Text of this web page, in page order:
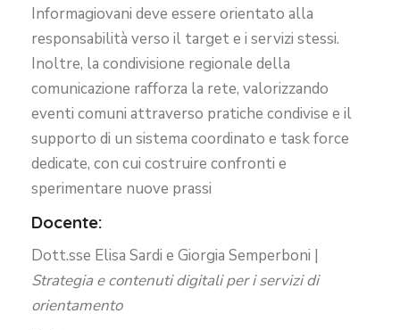
Informagiovani deve essere orientato alla
responsabilità verso il target e i servizi stessi.
Inoltre, la condivisione regionale della
comunicazione rafforza la rete, valorizzando
eventi comuni attraverso pratiche condivise e il
supporto di un sistema coordinato e task force
dedicate, con cui costruire confronti e
sperimentare nuove prassi
Docente:
Dott.sse Elisa Sardi e Giorgia Semperboni |
Strategia e contenuti digitali per i servizi di
orientamento